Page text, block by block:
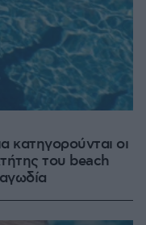
κατηγορούνται οι
του beach